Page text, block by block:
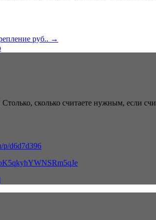
руб.. →
сколько считаете нужным, если
p/d6d7d396